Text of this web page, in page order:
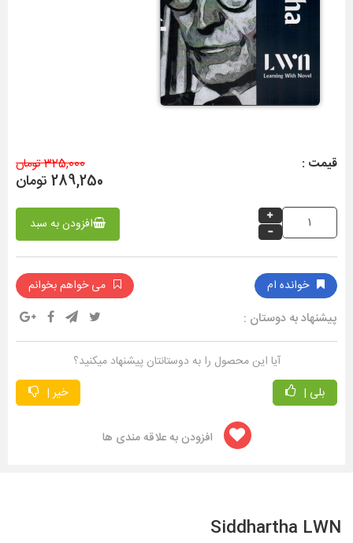
قیمت : 325,000 تومان
289,250 تومان
افزودن به سبد
خوانده ام می خواهم بخوانم
پیشنهاد به دوستان :
آیا این محصول را به دوستانتان پیشنهاد میکنید؟
بلی |
خیر |
افزودن به علاقه مندی ها
Siddhartha LWN